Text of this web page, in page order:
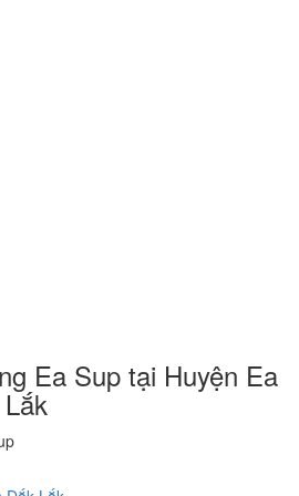
Ea Sup tại Huyện Ea